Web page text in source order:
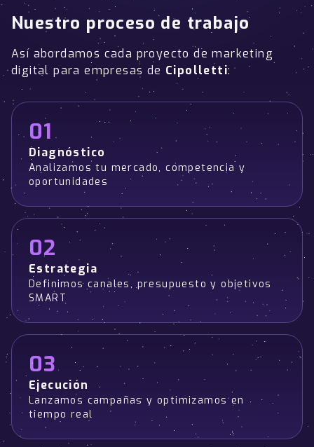
Nuestro proceso de trabajo
Así abordamos cada proyecto de marketing
digital para empresas de Cipolletti:
01
Diagnóstico
Analizamos tu mercado, competencia y
oportunidades
02
Estrategia
Definimos canales, presupuesto y objetivos
SMART
03
Ejecución
Lanzamos campañas y optimizamos en
tiempo real